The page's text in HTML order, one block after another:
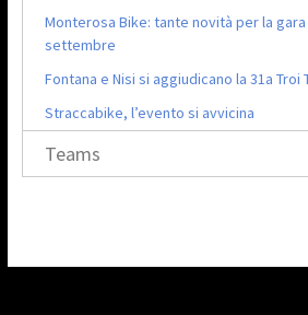
Monterosa Bike: tante novità per la
settembre
Fontana e Nisi si aggiudicano la 31a Troi
Straccabike, l’evento si avvicina
Teams